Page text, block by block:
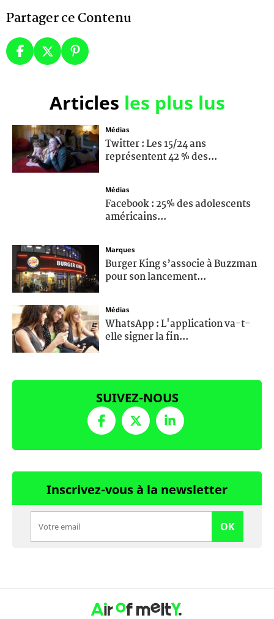
Partager ce Contenu
Articles les plus lus
Médias
Twitter : Les 15/24 ans
représentent 42 % des...
Médias
Facebook : 25% des adolescents
américains...
Marques
Burger King s’associe à Buzzman
pour son lancement...
Médias
WhatsApp : L'application va-t-
elle signer la fin...
SUIVEZ-NOUS
Inscrivez-vous à la newsletter
OK